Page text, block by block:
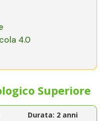
4.0
Superiore
Durata: 2 anni